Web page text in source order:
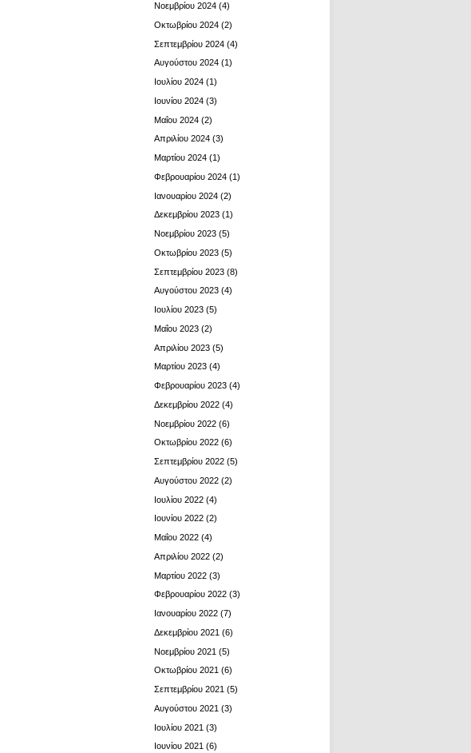
Νοεμβρίου 2024 (4)
Οκτωβρίου 2024 (2)
Σεπτεμβρίου 2024 (4)
Αυγούστου 2024 (1)
Ιουλίου 2024 (1)
Ιουνίου 2024 (3)
Μαΐου 2024 (2)
Απριλίου 2024 (3)
Μαρτίου 2024 (1)
Φεβρουαρίου 2024 (1)
Ιανουαρίου 2024 (2)
Δεκεμβρίου 2023 (1)
Νοεμβρίου 2023 (5)
Οκτωβρίου 2023 (5)
Σεπτεμβρίου 2023 (8)
Αυγούστου 2023 (4)
Ιουλίου 2023 (5)
Μαΐου 2023 (2)
Απριλίου 2023 (5)
Μαρτίου 2023 (4)
Φεβρουαρίου 2023 (4)
Δεκεμβρίου 2022 (4)
Νοεμβρίου 2022 (6)
Οκτωβρίου 2022 (6)
Σεπτεμβρίου 2022 (5)
Αυγούστου 2022 (2)
Ιουλίου 2022 (4)
Ιουνίου 2022 (2)
Μαΐου 2022 (4)
Απριλίου 2022 (2)
Μαρτίου 2022 (3)
Φεβρουαρίου 2022 (3)
Ιανουαρίου 2022 (7)
Δεκεμβρίου 2021 (6)
Νοεμβρίου 2021 (5)
Οκτωβρίου 2021 (6)
Σεπτεμβρίου 2021 (5)
Αυγούστου 2021 (3)
Ιουλίου 2021 (3)
Ιουνίου 2021 (6)